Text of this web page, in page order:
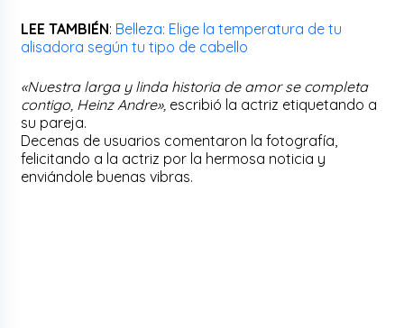
LEE TAMBIÉN: Belleza: Elige la temperatura de tu
alisadora según tu tipo de cabello
«Nuestra larga y linda historia de amor se completa
contigo, Heinz Andre», escribió la actriz etiquetando a
su pareja.
Decenas de usuarios comentaron la fotografía,
felicitando a la actriz por la hermosa noticia y
enviándole buenas vibras.